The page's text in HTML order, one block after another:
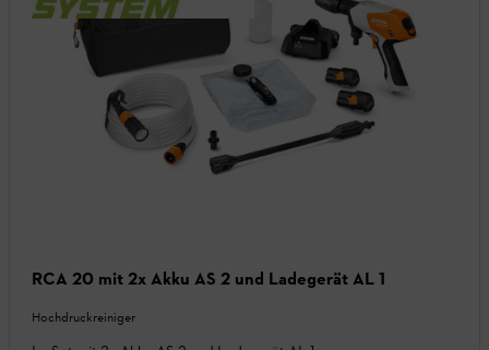
RCA 20 mit 2x Akku AS 2 und Ladegerät AL 1
Hochdruckreiniger